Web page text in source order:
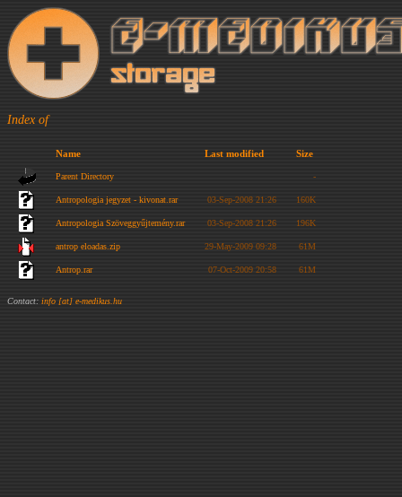
Index of
Name Last modified Size
Parent Directory -
Antropologia jegyzet - kivonat.rar 03-Sep-2008 21:26 160K
Antropologia Szöveggyűjtemény.rar 03-Sep-2008 21:26 196K
antrop eloadas.zip 29-May-2009 09:28 61M
Antrop.rar 07-Oct-2009 20:58 61M
Contact: info [at] e-medikus.hu